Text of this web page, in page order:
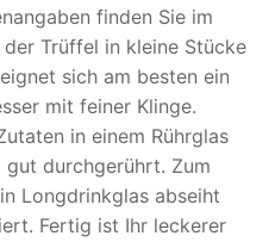
finden Sie im
Trüffel in kleine Stücke
sich am besten ein
mit feiner Klinge.
in einem Rührglas
durchgerührt. Zum
Longdrinkglas abseiht
Fertig ist Ihr leckerer